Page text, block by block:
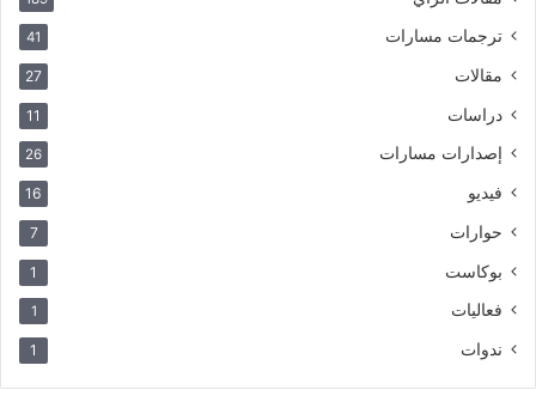
ترجمات مسارات 41
مقالات 27
دراسات 11
إصدارات مسارات 26
فيديو 16
حوارات 7
بوكاست 1
فعاليات 1
ندوات 1